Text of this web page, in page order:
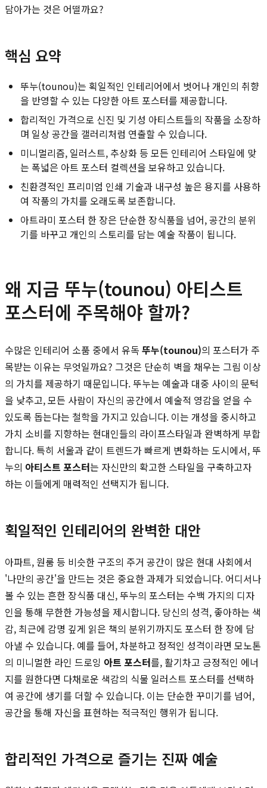
담아가는 것은 어떨까요?
핵심 요약
뚜누(tounou)는 획일적인 인테리어에서 벗어나 개인의 취향
을 반영할 수 있는 다양한 아트 포스터를 제공합니다.
합리적인 가격으로 신진 및 기성 아티스트들의 작품을 소장하
며 일상 공간을 갤러리처럼 연출할 수 있습니다.
미니멀리즘, 일러스트, 추상화 등 모든 인테리어 스타일에 맞
는 폭넓은 아트 포스터 컬렉션을 보유하고 있습니다.
친환경적인 프리미엄 인쇄 기술과 내구성 높은 용지를 사용하
여 작품의 가치를 오래도록 보존합니다.
아트라미 포스터 한 장은 단순한 장식품을 넘어, 공간의 분위
기를 바꾸고 개인의 스토리를 담는 예술 작품이 됩니다.
왜 지금 뚜누(tounou) 아티스트
포스터에 주목해야 할까?
수많은 인테리어 소품 중에서 유독 뚜누(tounou)의 포스터가 주
목받는 이유는 무엇일까요? 그것은 단순히 벽을 채우는 그림 이상
의 가치를 제공하기 때문입니다. 뚜누는 예술과 대중 사이의 문턱
을 낮추고, 모든 사람이 자신의 공간에서 예술적 영감을 얻을 수
있도록 돕는다는 철학을 가지고 있습니다. 이는 개성을 중시하고
가치 소비를 지향하는 현대인들의 라이프스타일과 완벽하게 부합
합니다. 특히 서울과 같이 트렌드가 빠르게 변화하는 도시에서, 뚜
누의 아티스트 포스터는 자신만의 확고한 스타일을 구축하고자
하는 이들에게 매력적인 선택지가 됩니다.
획일적인 인테리어의 완벽한 대안
아파트, 원룸 등 비슷한 구조의 주거 공간이 많은 현대 사회에서
'나만의 공간'을 만드는 것은 중요한 과제가 되었습니다. 어디서나
볼 수 있는 흔한 장식품 대신, 뚜누의 포스터는 수백 가지의 디자
인을 통해 무한한 가능성을 제시합니다. 당신의 성격, 좋아하는 색
감, 최근에 감명 깊게 읽은 책의 분위기까지도 포스터 한 장에 담
아낼 수 있습니다. 예를 들어, 차분하고 정적인 성격이라면 모노톤
의 미니멀한 라인 드로잉 아트 포스터를, 활기차고 긍정적인 에너
지를 원한다면 다채로운 색감의 식물 일러스트 포스터를 선택하
여 공간에 생기를 더할 수 있습니다. 이는 단순한 꾸미기를 넘어,
공간을 통해 자신을 표현하는 적극적인 행위가 됩니다.
합리적인 가격으로 즐기는 진짜 예술